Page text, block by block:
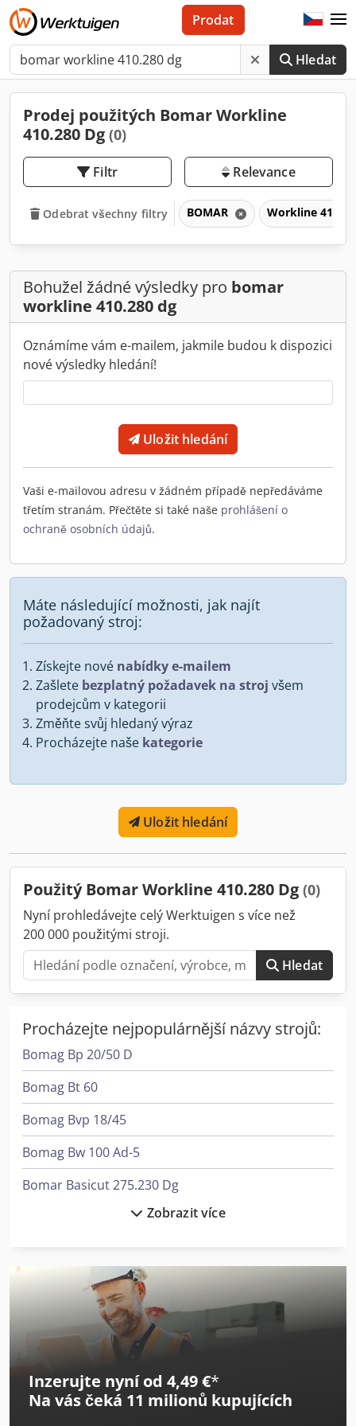
Hledat
Prodat
Prodej použitých Bomar Workline
410.280 Dg (0)
Filtr Relevance
Odebrat všechny filtry BOMAR Workline
Bohužel žádné výsledky pro bomar
workline 410.280 dg
Oznámíme vám e-mailem, jakmile budou k dispozici
nové výsledky hledání!
Uložit hledání
Vaši e-mailovou adresu v žádném případě nepředáváme
třetím stranám. Přečtěte si také naše prohlášení o
ochraně osobních údajů.
Máte následující možnosti, jak najít
požadovaný stroj:
Získejte nové nabídky e-mailem
Zašlete bezplatný požadavek na stroj všem
prodejcům v kategorii
Změňte svůj hledaný výraz
Procházejte naše kategorie
Uložit hledání
Použitý Bomar Workline 410.280 Dg (0)
Nyní prohledávejte celý Werktuigen s více než
200 000 použitými stroji.
Hledat
Procházejte nejpopulárnější názvy strojů:
Bomag Bp 20/50 D
Bomag Bt 60
Bomag Bvp 18/45
Bomag Bw 100 Ad-5
Bomar Basicut 275.230 Dg
Bomar Easycut 275.230 Dg
Bomar Ergonomic 340.278 Dg
Bomar Ergonomic 340.278 Dgh
Bomar Individual 520.360 Dgh
Bomar Individual 620.460 Dgh
Bomar Proficut 275.230 Dg
Zobrazit více
Inzerujte nyní od 4,49 €*
Na vás čeká 11 milionů kupujících